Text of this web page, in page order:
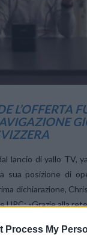
Process My
VIEW POST
L’OFFERTA
lancio di yallo TV,
sua posizione di
dichiarazione,
UPC: «Grazie alla